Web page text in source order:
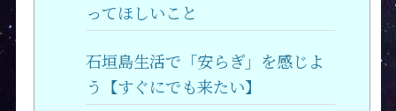
ってほしいこと
石垣島生活で「安らぎ」を感じよ
う【すぐにでも来たい】